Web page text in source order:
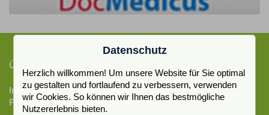
ÜBER UNS
Internistische Hausarztpraxis am Dom
Praxis für Funktionelle Medizin und Umweltmedizin
Datenschutz
Herzlich willkommen! Um unsere Website für Sie optimal
zu gestalten und fortlaufend zu verbessern, verwenden
wir Cookies. So können wir Ihnen das bestmögliche
Nutzererlebnis bieten.